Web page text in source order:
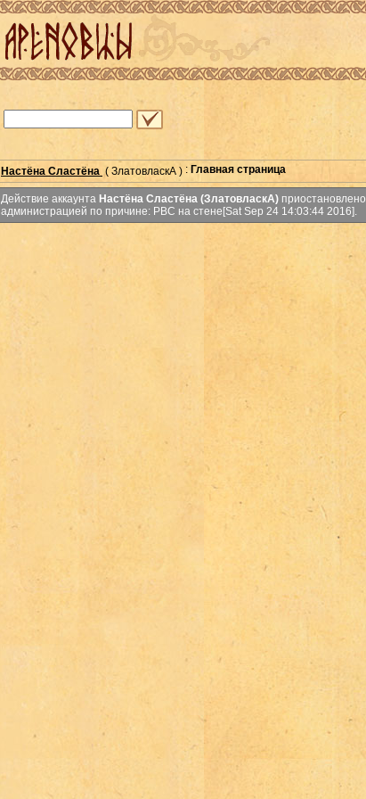
Настёна Сластёна ( ЗлатовласкА ) : Главная страница
Действие аккаунта Настёна Сластёна (ЗлатовласкА) приостановлено
администрацией по причине: РВС на стене[Sat Sep 24 14:03:44 2016].